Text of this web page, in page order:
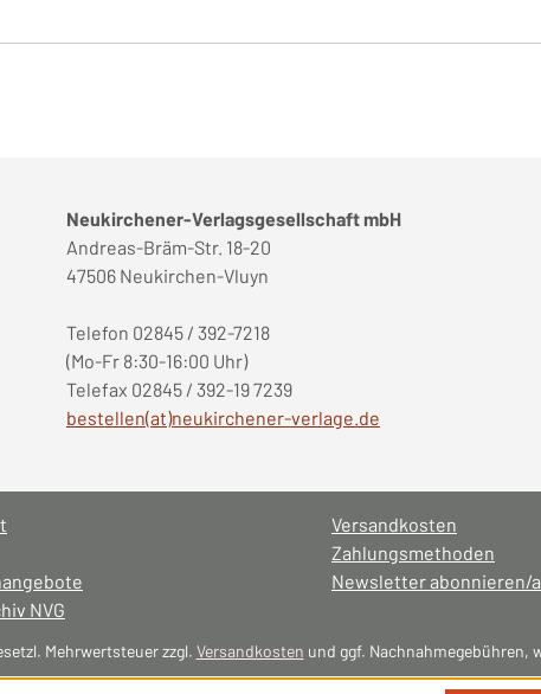
Neukirchener-Verlagsgesellschaft mbH
Andreas-Bräm-Str. 18-20
47506 Neukirchen-Vluyn
Telefon 02845 / 392-7218
(Mo-Fr 8:30-16:00 Uhr)
Telefax 02845 / 392-19 7239
bestellen(at)neukirchener-verlage.de
Versandkosten
Zahlungsmethoden
Newsletter abonnieren/
NVG
Mehrwertsteuer zzgl. Versandkosten und ggf. Nachnahmegebühren,